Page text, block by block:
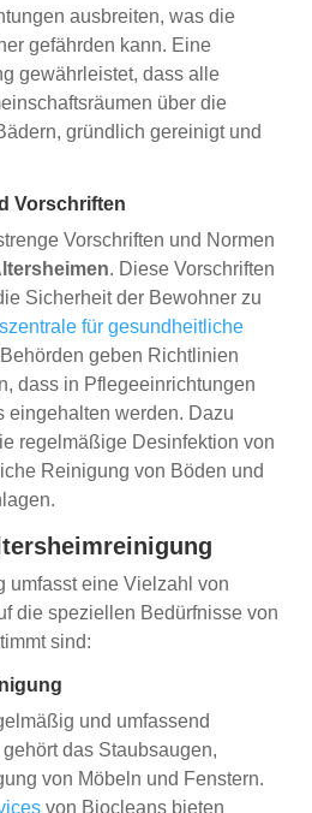
ausbreiten, was die
gefährden kann. Eine
gewährleistet, dass alle
über die
gründlich gereinigt und
Vorschriften
Vorschriften und Normen
. Diese Vorschriften
Sicherheit der Bewohner zu
für gesundheitliche
geben Richtlinien
dass in Pflegeeinrichtungen
eingehalten werden. Dazu
regelmäßige Desinfektion von
Reinigung von Böden und
umfasst eine Vielzahl von
die speziellen Bedürfnisse von
sind:
und umfassend
das Staubsaugen,
von Möbeln und Fenstern.
von Biocleans bieten